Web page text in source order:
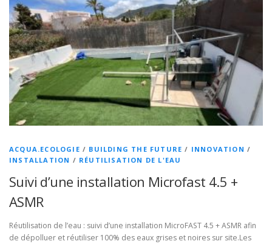
ACQUA.ECOLOGIE / BUILDING THE FUTURE / INNOVATION /
INSTALLATION / RÉUTILISATION DE L'EAU
Suivi d’une installation Microfast 4.5 +
ASMR
Réutilisation de l’eau : suivi d’une installation MicroFAST 4.5 + ASMR afin
de dépolluer et réutiliser 100% des eaux grises et noires sur site.Les